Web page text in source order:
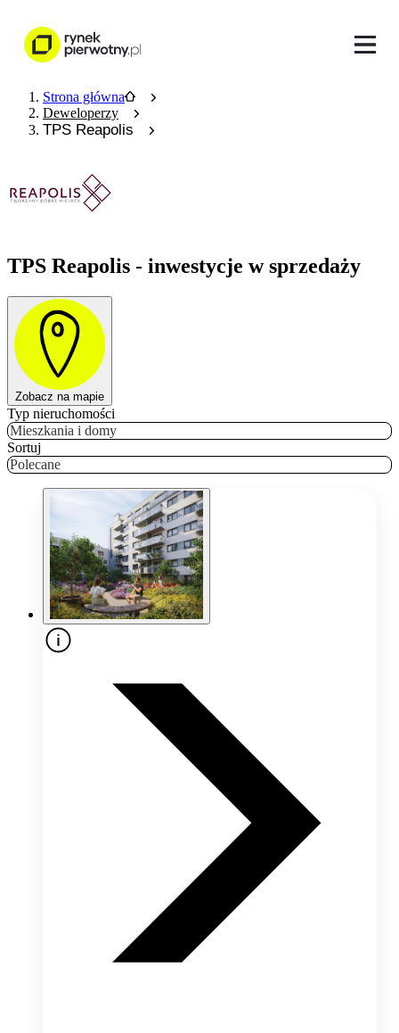
Strona główna
Deweloperzy
TPS Reapolis
TPS Reapolis - inwestycje w sprzedaży
Zobacz na mapie
Typ nieruchomości
Mieszkania i domy
Sortuj
Polecane